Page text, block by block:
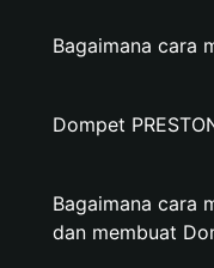
Bagaimana cara
Dompet
Bagaimana cara
dan membuat